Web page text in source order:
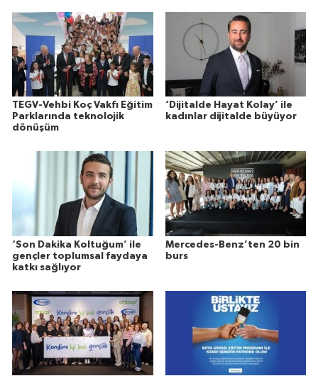
TEGV-Vehbi Koç Vakfı Eğitim
Parklarında teknolojik
dönüşüm
‘Dijitalde Hayat Kolay’ ile
kadınlar dijitalde büyüyor
‘Son Dakika Koltuğum’ ile
gençler toplumsal faydaya
katkı sağlıyor
Mercedes-Benz’ten 20 bin
burs